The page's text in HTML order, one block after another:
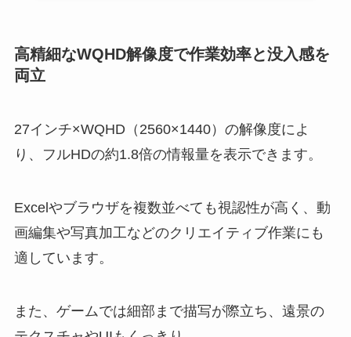
高精細なWQHD解像度で作業効率と没入感を
両立
27インチ×WQHD（2560×1440）の解像度によ
り、フルHDの約1.8倍の情報量を表示できます。
Excelやブラウザを複数並べても視認性が高く、動
画編集や写真加工などのクリエイティブ作業にも
適しています。
また、ゲームでは細部まで描写が際立ち、遠景の